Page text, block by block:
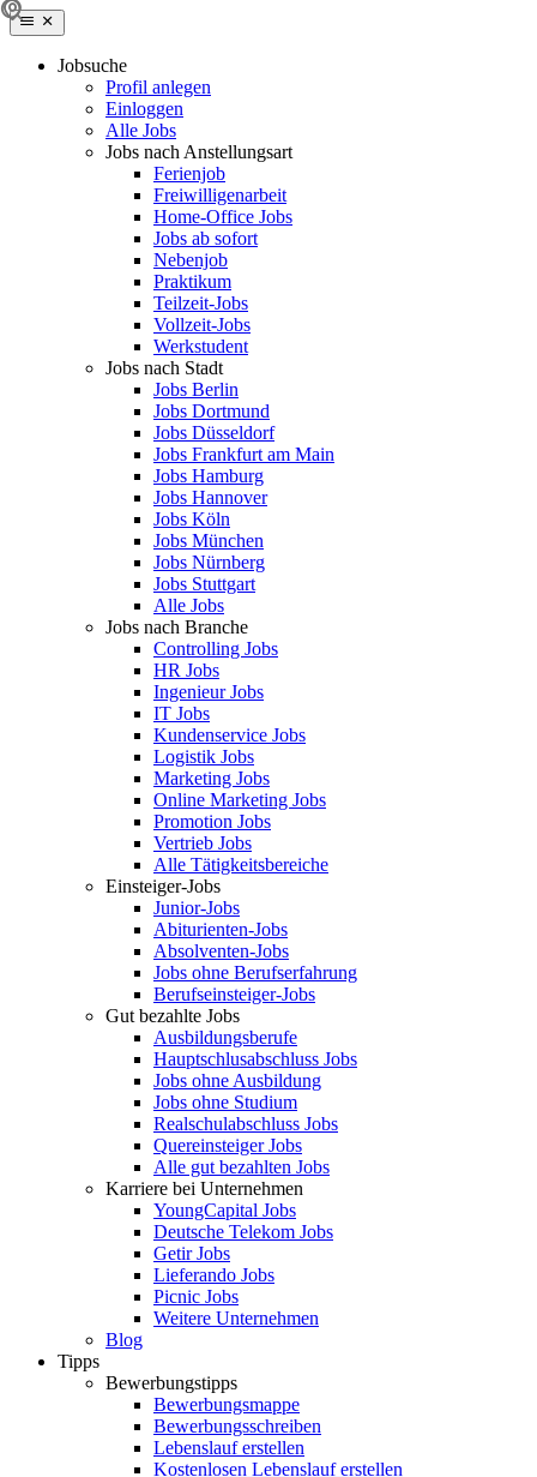
Jobsuche
Profil anlegen
Einloggen
Alle Jobs
Jobs nach Anstellungsart
Ferienjob
Freiwilligenarbeit
Home-Office Jobs
Jobs ab sofort
Nebenjob
Praktikum
Teilzeit-Jobs
Vollzeit-Jobs
Werkstudent
Jobs nach Stadt
Jobs Berlin
Jobs Dortmund
Jobs Düsseldorf
Jobs Frankfurt am Main
Jobs Hamburg
Jobs Hannover
Jobs Köln
Jobs München
Jobs Nürnberg
Jobs Stuttgart
Alle Jobs
Jobs nach Branche
Controlling Jobs
HR Jobs
Ingenieur Jobs
IT Jobs
Kundenservice Jobs
Logistik Jobs
Marketing Jobs
Online Marketing Jobs
Promotion Jobs
Vertrieb Jobs
Alle Tätigkeitsbereiche
Einsteiger-Jobs
Junior-Jobs
Abiturienten-Jobs
Absolventen-Jobs
Jobs ohne Berufserfahrung
Berufseinsteiger-Jobs
Gut bezahlte Jobs
Ausbildungsberufe
Hauptschlusabschluss Jobs
Jobs ohne Ausbildung
Jobs ohne Studium
Realschulabschluss Jobs
Quereinsteiger Jobs
Alle gut bezahlten Jobs
Karriere bei Unternehmen
YoungCapital Jobs
Deutsche Telekom Jobs
Getir Jobs
Lieferando Jobs
Picnic Jobs
Weitere Unternehmen
Blog
Tipps
Bewerbungstipps
Bewerbungsmappe
Bewerbungsschreiben
Lebenslauf erstellen
Kostenlosen Lebenslauf erstellen